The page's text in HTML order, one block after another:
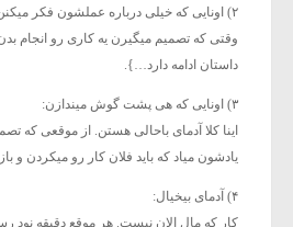
۲) اونایی که خیلی درباره عملشون فکر میکنن:
وقتی که تصمیم میگیرن یه کاری رو انجام
داستان ادامه دارد…}.
۳) اونایی که هی پشت گوش میندازن:
اینا کلا آدمای باحالی هستن. از موقعی
یادشون میاد که باید فلان کار رو میکردن
۴) آدمای بیخیال:
کار که مال الان نیست. هر موقع دقیقه نود